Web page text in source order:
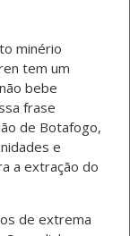
minério
tem um
bebe
frase
de Botafogo,
e
a extração do
de extrema